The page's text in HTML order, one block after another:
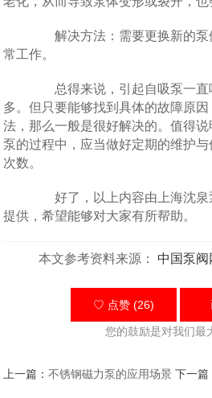
解决方法：需要更换新的泵
常工作。
总得来说，引起自吸泵一直
多。但只要能够找到具体的故障原
法，那么一般是很好解决的。值得
泵的过程中，应当做好定期的维护
次数。
好了，以上内容由上海沈泉
提供，希望能够对大家有所帮助。
本文参考资料来源： 中国泵阀
♡ 点赞 (26)
您的鼓励是对我们最
上一篇：不锈钢磁力泵的应用场景 下一篇